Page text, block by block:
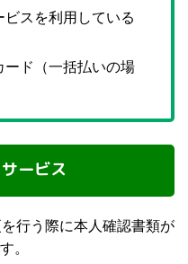
スを利用している
ド（一括払いの場
ービス
行う際に本人確認書類が
。